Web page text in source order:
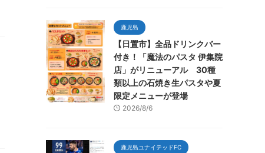
鹿児島
【日置市】全品ドリンクバー
付き！「魔法のパスタ 伊集院
店」がリニューアル 30種
類以上の石焼き生パスタや夏
限定メニューが登場
2026/8/6
鹿児島ユナイテッドFC